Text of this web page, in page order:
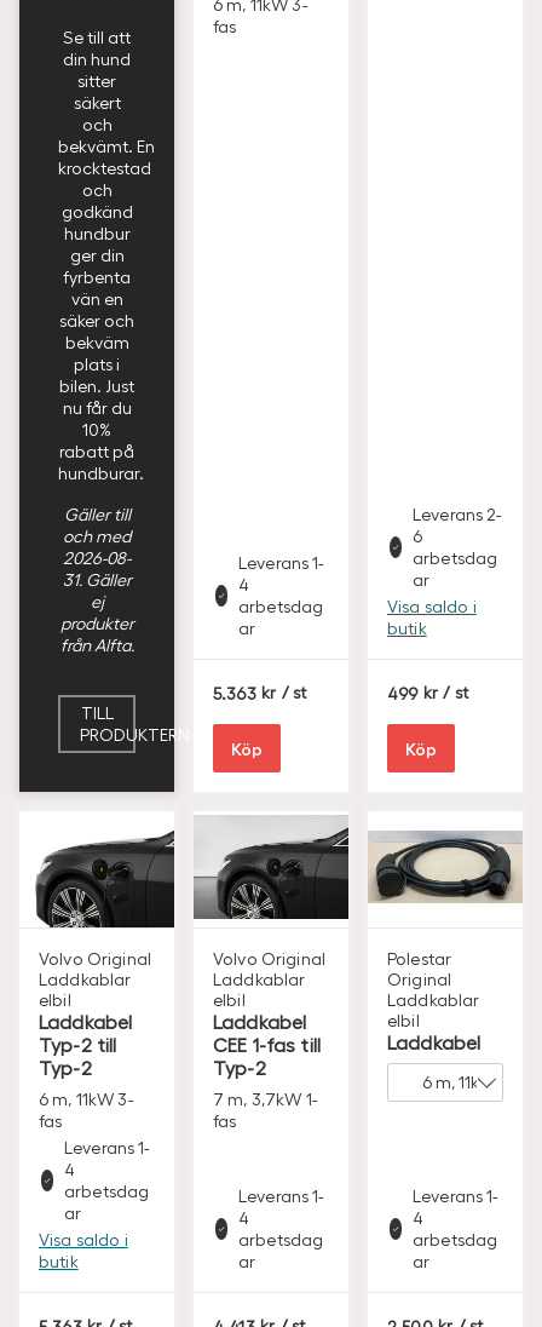
Se till att
din hund
sitter
säkert
och
bekvämt. En
krocktestad
och
godkänd
hundbur
ger din
fyrbenta
vän en
säker och
bekväm
plats i
bilen. Just
nu får du
10%
rabatt på
hundburar.
Gäller till
och med
2026-08-
31. Gäller
ej
produkter
från Alfta.
TILL
PRODUKTERNA
6 m, 11kW 3-
fas
Leverans 1-
4
arbetsdag
ar
5.363 S / st
Köp
Leverans 2-
6
arbetsdag
ar
Visa saldo i
butik
499 S / st
Köp
Volvo Original
Laddkablar
elbil
Laddkabel
Typ-2 till
Typ-2
6 m, 11kW 3-
fas
Leverans 1-
4
arbetsdag
ar
Visa saldo i
butik
S
Volvo Original
Laddkablar
elbil
Laddkabel
CEE 1-fas till
Typ-2
7 m, 3,7kW 1-
fas
Leverans 1-
4
arbetsdag
ar
S
Polestar
Original
Laddkablar
elbil
Laddkabel
Leverans 1-
4
arbetsdag
ar
S